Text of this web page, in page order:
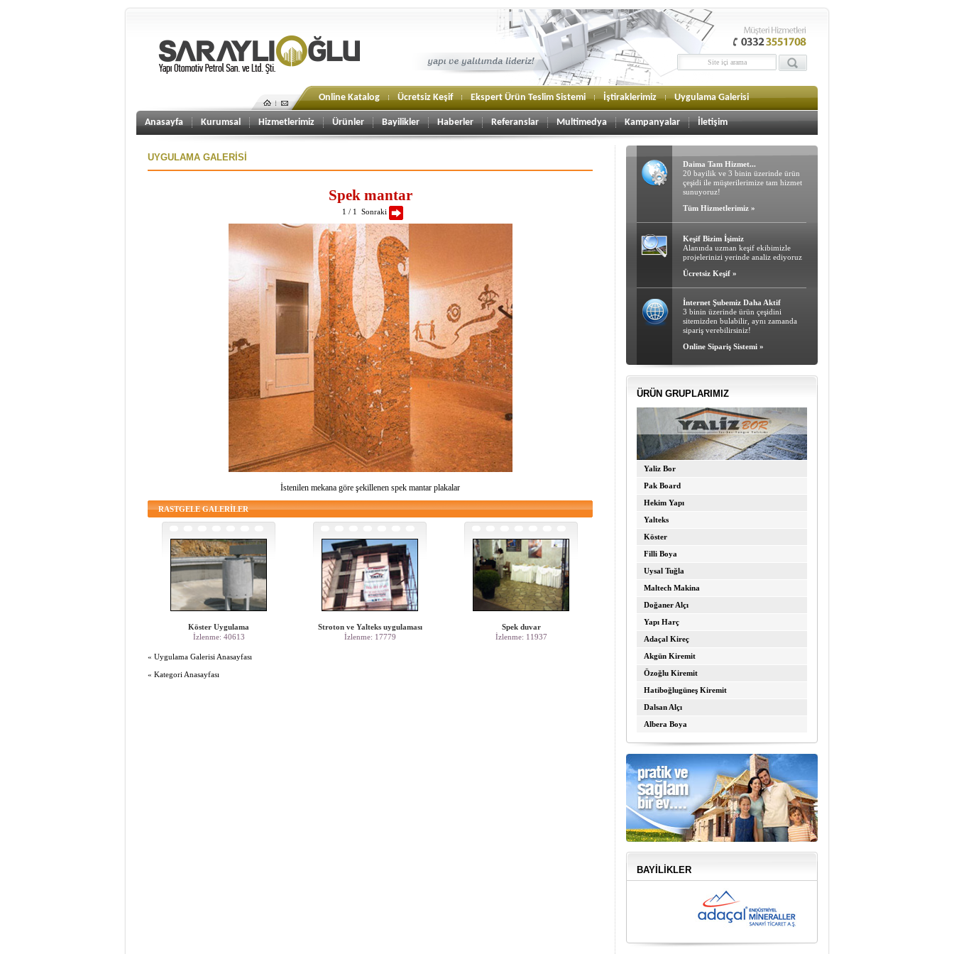
Online Katalog Ücretsiz Keşif Ekspert Ürün Teslim Sistemi İştiraklerimiz Uygulama Galerisi
Anasayfa Kurumsal Hizmetlerimiz Ürünler Bayilikler Haberler Referanslar Multimedya Kampanyalar İletişim
UYGULAMA GALERİSİ
Spek mantar
1 / 1 Sonraki
İstenilen mekana göre şekillenen spek mantar plakalar
RASTGELE GALERİLER
Köster Uygulama
İzlenme: 40613
Stroton ve Yalteks uygulaması
İzlenme: 17779
Spek duvar
İzlenme: 11937
« Uygulama Galerisi Anasayfası
« Kategori Anasayfası
Daima Tam Hizmet...
20 bayilik ve 3 binin üzerinde ürün
çeşidi ile müşterilerimize tam hizmet
sunuyoruz!
Tüm Hizmetlerimiz »
Keşif Bizim İşimiz
Alanında uzman keşif ekibimizle
projelerinizi yerinde analiz ediyoruz
Ücretsiz Keşif »
İnternet Şubemiz Daha Aktif
3 binin üzerinde ürün çeşidini
sitemizden bulabilir, aynı zamanda
sipariş verebilirsiniz!
Online Sipariş Sistemi »
ÜRÜN GRUPLARIMIZ
Yaliz Bor
Pak Board
Hekim Yapı
Yalteks
Köster
Filli Boya
Uysal Tuğla
Maltech Makina
Doğaner Alçı
Yapı Harç
Adaçal Kireç
Akgün Kiremit
Özoğlu Kiremit
Hatiboğlugüneş Kiremit
Dalsan Alçı
Albera Boya
BAYİLİKLER